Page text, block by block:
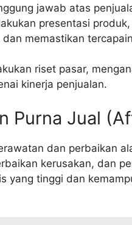
jawab atas
presentasi
memastikan
riset pasar,
kinerja penjualan.
Purna Jual
dan perbaikan
kerusakan, dan
yang tinggi dan